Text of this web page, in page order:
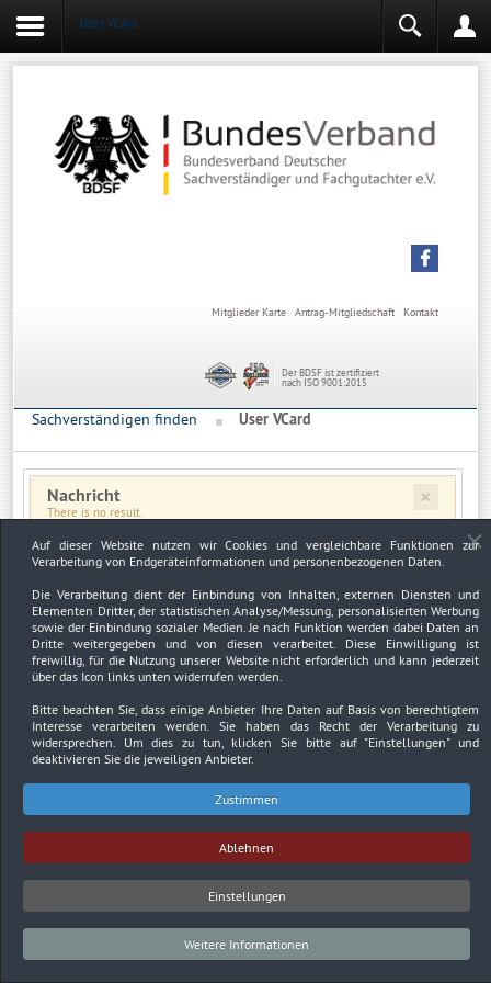
User VCard
Angemeldet bleiben
Kontakt
Antrag-Mitgliedschaft
Mitglieder Karte
Der BDSF ist zertifiziert
nach ISO 9001:2015
Sachverständigen finden User VCard
×
Nachricht
There is no result.
×
Warnung
JUser: :_load: Fehler beim Laden des Benutzers mit der ID: 3130
Impressum
Datenschutzerklärung Urheberrechtsnachweise
Copyright © 2026. Bundesverband Deutscher
Sachverständiger und Fachgutachter BDSF e.V..
Auf dieser Website nutzen wir Cookies und vergleichbare Funktionen zur
Verarbeitung von Endgeräteinformationen und personenbezogenen Daten.
Die Verarbeitung dient der Einbindung von Inhalten, externen Diensten und
Elementen Dritter, der statistischen Analyse/Messung, personalisierten Werbung
sowie der Einbindung sozialer Medien. Je nach Funktion werden dabei Daten an
Dritte weitergegeben und von diesen verarbeitet. Diese Einwilligung ist
freiwillig, für die Nutzung unserer Website nicht erforderlich und kann jederzeit
über das Icon links unten widerrufen werden.
Bitte beachten Sie, dass einige Anbieter Ihre Daten auf Basis von berechtigtem
Interesse verarbeiten werden. Sie haben das Recht der Verarbeitung zu
widersprechen. Um dies zu tun, klicken Sie bitte auf "Einstellungen"und
deaktivieren Sie die jeweiligen Anbieter.
Zustimmen
Ablehnen
Einstellungen
Weitere Informationen